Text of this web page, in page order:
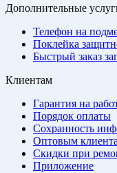
Дополнительные
Телефон на
Поклейка
Быстрый заказ
Клиентам
Гарантия на
Порядок оплаты
Сохранность
Оптовым
Скидки при
Приложение